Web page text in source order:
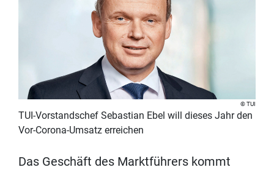
TUI
TUI-Vorstandschef Sebastian Ebel will dieses Jahr den
Vor-Corona-Umsatz erreichen
Das Geschäft des Marktführers kommt